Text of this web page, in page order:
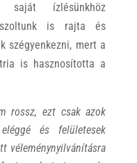
saját ízlésünkhöz
is rajta és
szégyenkezni, mert a
is hasznosította a
rossz, ezt csak azok
és felületesek
véleménynyilvánításra